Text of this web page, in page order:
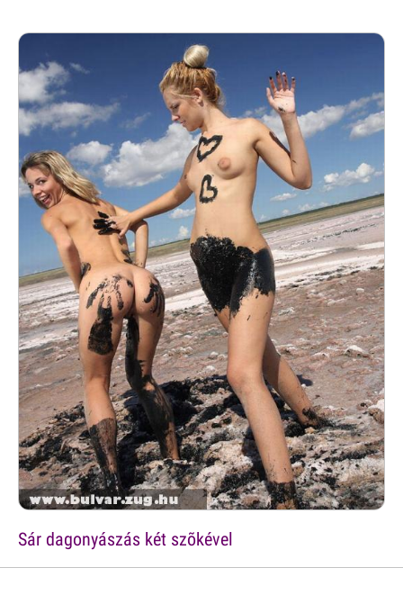
Sár dagonyászás két szõkével